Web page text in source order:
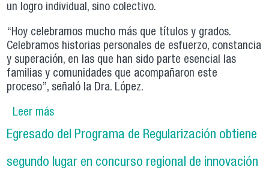
un logro individual, sino colectivo.
“Hoy celebramos mucho más que títulos y grados.
Celebramos historias personales de esfuerzo, constancia
y superación, en las que han sido parte esencial las
familias y comunidades que acompañaron este
proceso”, señaló la Dra. López.
Leer mássobre Departamento de Educación celebró
Ceremonia de Egreso 2025
Egresado del Programa de Regularización obtiene
segundo lugar en concurso regional de innovación